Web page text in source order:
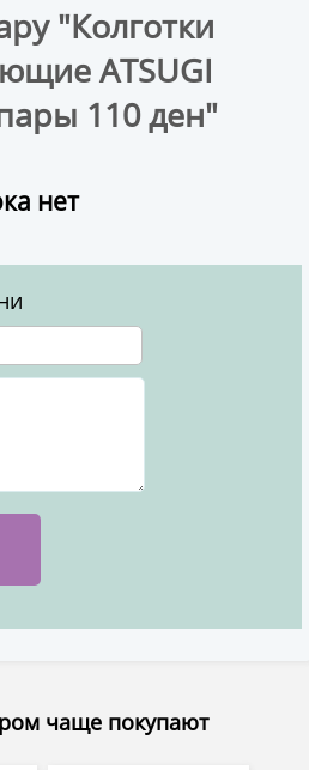
"Колготки
ATSUGI
110 ден"
нет
чаще покупают